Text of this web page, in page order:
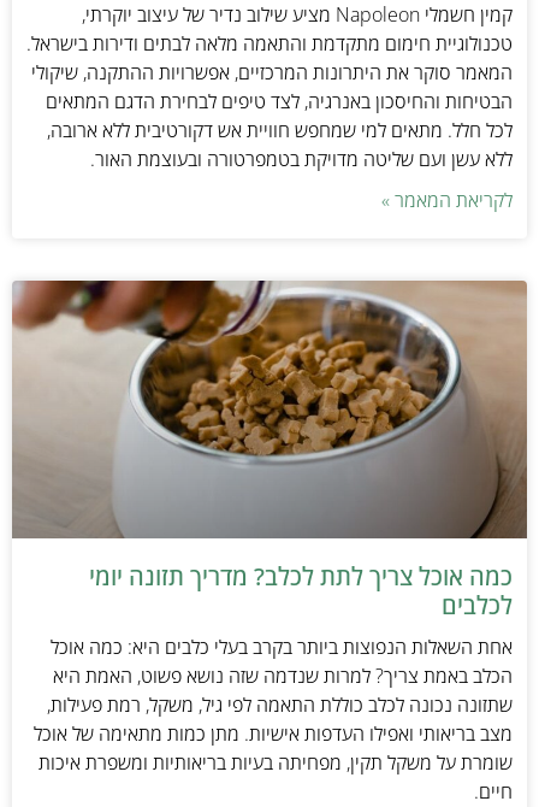
קמין חשמלי Napoleon מציע שילוב נדיר של עיצוב יוקרתי,
טכנולוגיית חימום מתקדמת והתאמה מלאה לבתים ודירות בישראל.
המאמר סוקר את היתרונות המרכזיים, אפשרויות ההתקנה, שיקולי
הבטיחות והחיסכון באנרגיה, לצד טיפים לבחירת הדגם המתאים
לכל חלל. מתאים למי שמחפש חוויית אש דקורטיבית ללא ארובה,
ללא עשן ועם שליטה מדויקת בטמפרטורה ובעוצמת האור.
לקריאת המאמר »
כמה אוכל צריך לתת לכלב? מדריך תזונה יומי
לכלבים
אחת השאלות הנפוצות ביותר בקרב בעלי כלבים היא: כמה אוכל
הכלב באמת צריך? למרות שנדמה שזה נושא פשוט, האמת היא
שתזונה נכונה לכלב כוללת התאמה לפי גיל, משקל, רמת פעילות,
מצב בריאותי ואפילו העדפות אישיות. מתן כמות מתאימה של אוכל
שומרת על משקל תקין, מפחיתה בעיות בריאותיות ומשפרת איכות
חיים.